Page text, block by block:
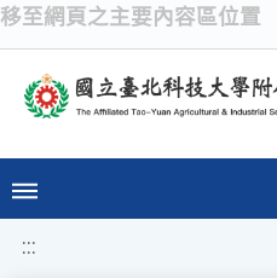
移至網頁之主要內容區位置
:::